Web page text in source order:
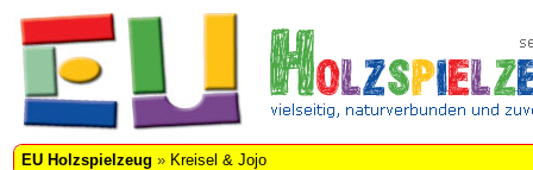
EU Holzspielzeug » Kreisel & Jojo